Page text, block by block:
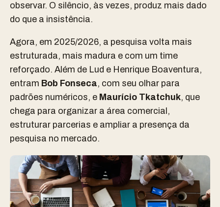
observar. O silêncio, às vezes, produz mais dado
do que a insistência.
Agora, em 2025/2026, a pesquisa volta mais
estruturada, mais madura e com um time
reforçado. Além de Lud e Henrique Boaventura,
entram Bob Fonseca, com seu olhar para
padrões numéricos, e Maurício Tkatchuk, que
chega para organizar a área comercial,
estruturar parcerias e ampliar a presença da
pesquisa no mercado.